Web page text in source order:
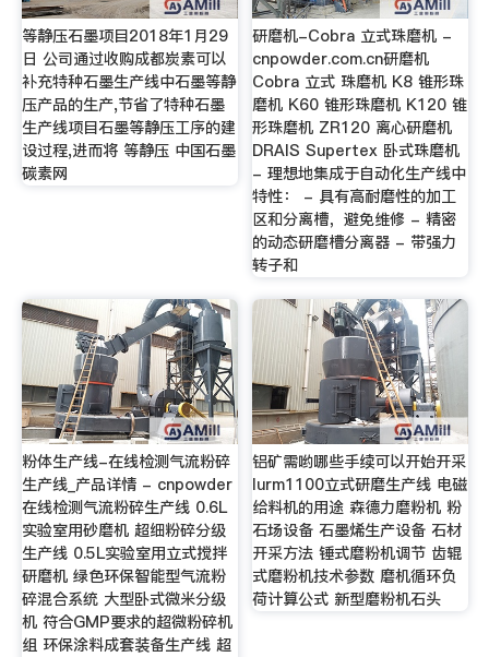
等静压石墨项目2018年1月29
日 公司通过收购成都炭素可以
补充特种石墨生产线中石墨等静
压产品的生产,节省了特种石墨
生产线项目石墨等静压工序的建
设过程,进而将 等静压 中国石墨
碳素网
研磨机-Cobra 立式珠磨机 -
cnpowder.com.cn研磨机
Cobra 立式 珠磨机 K8 锥形珠
磨机 K60 锥形珠磨机 K120 锥
形珠磨机 ZR120 离心研磨机
DRAIS Supertex 卧式珠磨机
- 理想地集成于自动化生产线中
特性： - 具有高耐磨性的加工
区和分离槽，避免维修 - 精密
的动态研磨槽分离器 - 带强力
转子和
粉体生产线-在线检测气流粉碎
生产线_产品详情 - cnpowder
在线检测气流粉碎生产线 0.6L
实验室用砂磨机 超细粉碎分级
生产线 0.5L实验室用立式搅拌
研磨机 绿色环保智能型气流粉
碎混合系统 大型卧式微米分级
机 符合GMP要求的超微粉碎机
组 环保涂料成套装备生产线 超
铝矿需哟哪些手续可以开始开采
lurm1100立式研磨生产线 电磁
给料机的用途 森德力磨粉机 粉
石场设备 石墨烯生产设备 石材
开采方法 锤式磨粉机调节 齿辊
式磨粉机技术参数 磨机循环负
荷计算公式 新型磨粉机石头